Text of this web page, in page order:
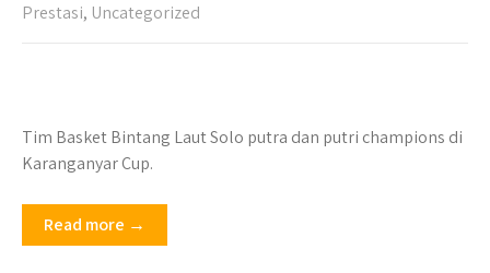
Prestasi, Uncategorized
Tim Basket Bintang Laut Solo putra dan putri champions di
Karanganyar Cup.
Read more →